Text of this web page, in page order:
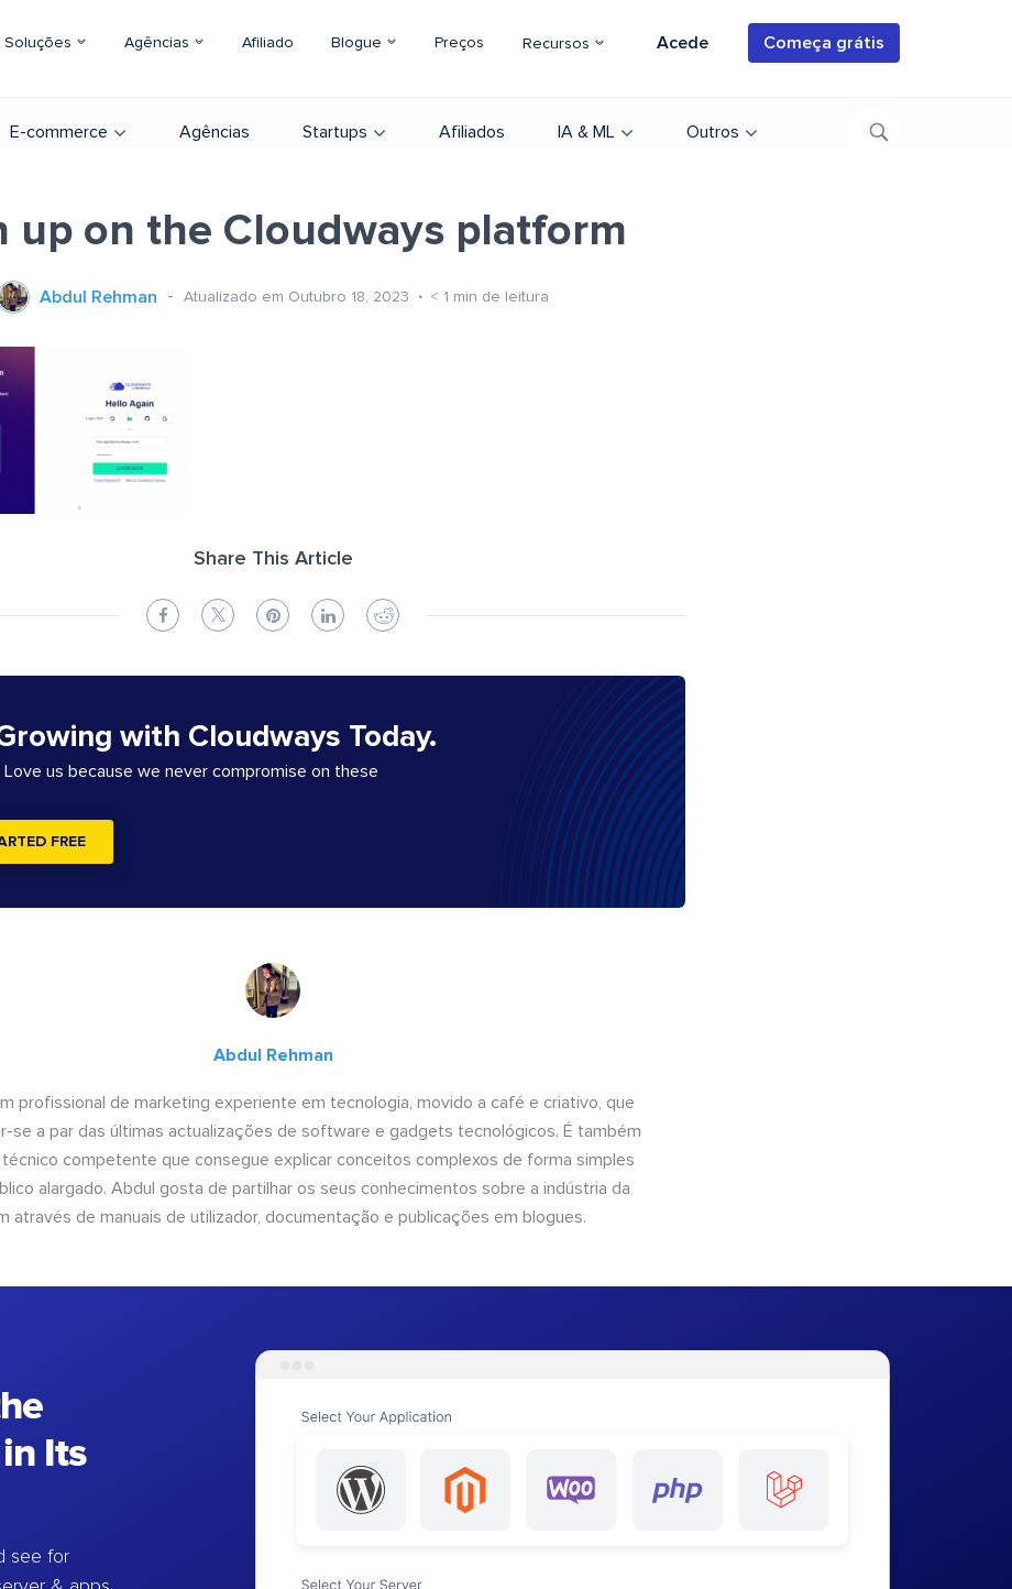
Soluções Agências Afiliado Blogue Preços Recursos Acede Começa grátis
E-commerce Agências Startups Afiliados IA & ML Outros
up on the Cloudways platform
Abdul Rehman Atualizado em Outubro 18, 2023 < 1 min de leitura
Share This Article
with Cloudways Today.
Love us because we never compromise on these
FREE
Abdul Rehman
profissional de marketing experiente em tecnologia, movido a café e criativo, que
se a par das últimas actualizações de software e gadgets tecnológicos. É também
competente que consegue explicar conceitos complexos de forma simples
alargado. Abdul gosta de partilhar os seus conhecimentos sobre a indústria da
através de manuais de utilizador, documentação e publicações em blogues.
Its
see for